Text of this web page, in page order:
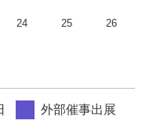
24 25 26
外部催事出展